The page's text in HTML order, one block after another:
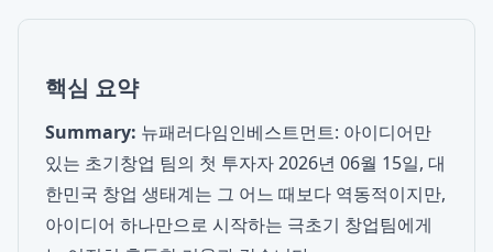
핵심 요약
Summary: 뉴패러다임인베스트먼트: 아이디어만
있는 초기창업 팀의 첫 투자자 2026년 06월 15일, 대
한민국 창업 생태계는 그 어느 때보다 역동적이지만,
아이디어 하나만으로 시작하는 극초기 창업팀에게